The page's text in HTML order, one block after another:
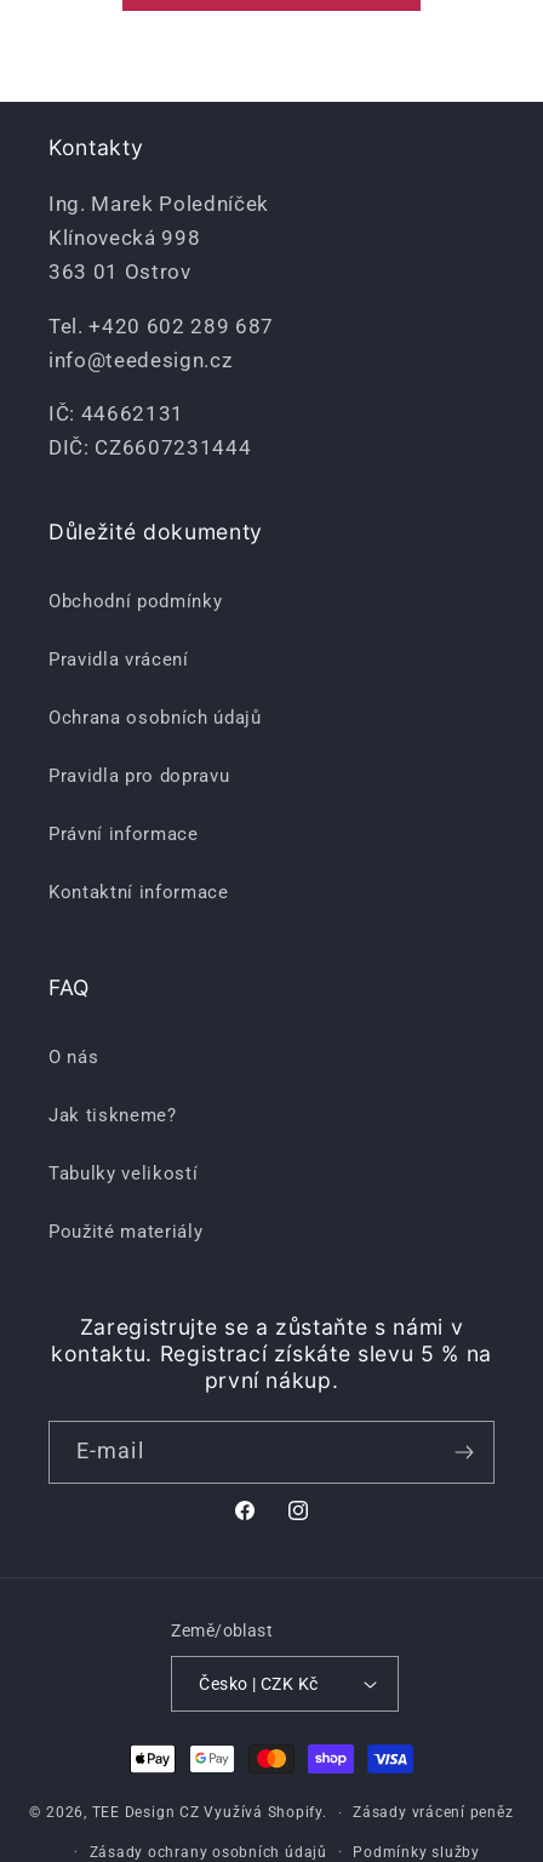
Kontakty
Ing. Marek Poledníček
Klínovecká 998
363 01 Ostrov
Tel. +420 602 289 687
info@teedesign.cz
IČ: 44662131
DIČ: CZ6607231444
Důležité dokumenty
Obchodní podmínky
Pravidla vrácení
Ochrana osobních údajů
Pravidla pro dopravu
Právní informace
Kontaktní informace
FAQ
O nás
Jak tiskneme?
Tabulky velikostí
Použité materiály
Zaregistrujte se a zůstaňte s námi v
kontaktu. Registrací získáte slevu 5 % na
první nákup.
E-mail
FacebookInstagram
Země/oblast
Česko | CZK Kč
Platební
metody
© 2026, TEE Design CZ Využívá Shopify. Zásady vrácení peněz
Zásady ochrany osobních údajů Podmínky služby